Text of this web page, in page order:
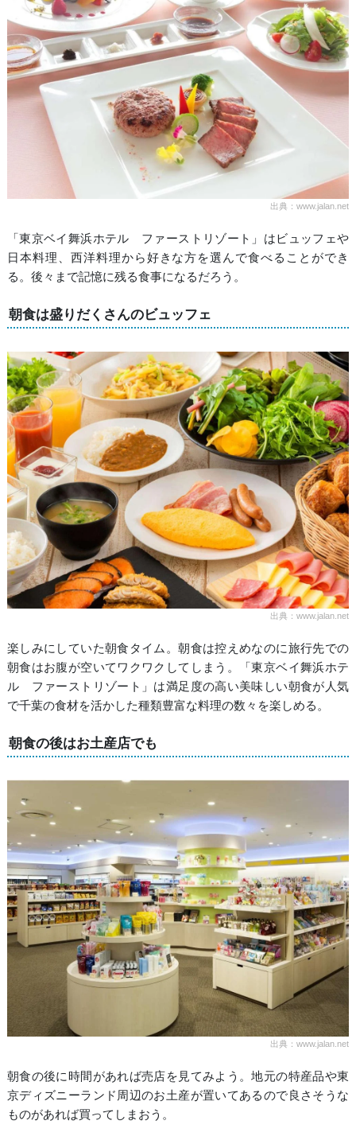
出典：www.jalan.net
「東京ベイ舞浜ホテル ファーストリゾート」はビュッフェや
日本料理、西洋料理から好きな方を選んで食べることができ
る。後々まで記憶に残る食事になるだろう。
朝食は盛りだくさんのビュッフェ
出典：www.jalan.net
楽しみにしていた朝食タイム。朝食は控えめなのに旅行先での
朝食はお腹が空いてワクワクしてしまう。「東京ベイ舞浜ホテ
ル ファーストリゾート」は満足度の高い美味しい朝食が人気
で千葉の食材を活かした種類豊富な料理の数々を楽しめる。
朝食の後はお土産店でも
出典：www.jalan.net
朝食の後に時間があれば売店を見てみよう。地元の特産品や東
京ディズニーランド周辺のお土産が置いてあるので良さそうな
ものがあれば買ってしまおう。